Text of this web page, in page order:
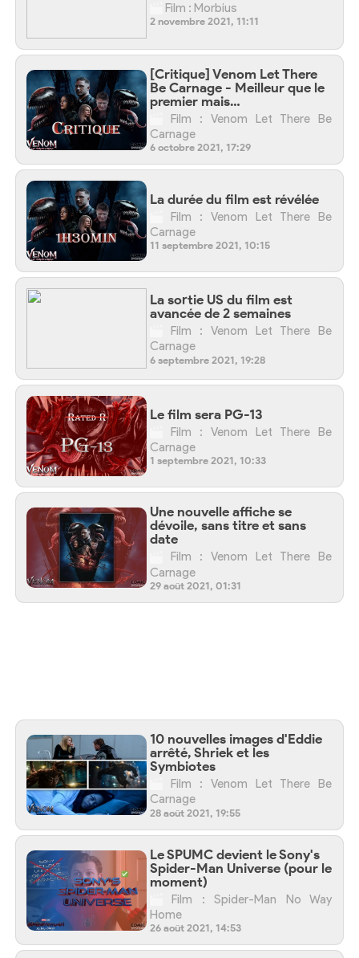
Film : Morbius
2 novembre 2021, 11:11
[Critique] Venom Let There
Be Carnage - Meilleur que le
premier mais…
Film : Venom Let There Be
Carnage
6 octobre 2021, 17:29
La durée du film est révélée
Film : Venom Let There Be
Carnage
11 septembre 2021, 10:15
La sortie US du film est
avancée de 2 semaines
Film : Venom Let There Be
Carnage
6 septembre 2021, 19:28
Le film sera PG-13
Film : Venom Let There Be
Carnage
1 septembre 2021, 10:33
Une nouvelle affiche se
dévoile, sans titre et sans
date
Film : Venom Let There Be
Carnage
29 août 2021, 01:31
10 nouvelles images d'Eddie
arrêté, Shriek et les
Symbiotes
Film : Venom Let There Be
Carnage
28 août 2021, 19:55
Le SPUMC devient le Sony's
Spider-Man Universe (pour le
moment)
Film : Spider-Man No Way
Home
26 août 2021, 14:53